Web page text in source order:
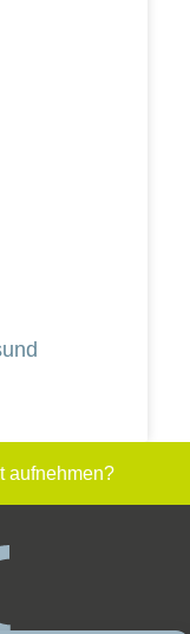
aufnehmen?